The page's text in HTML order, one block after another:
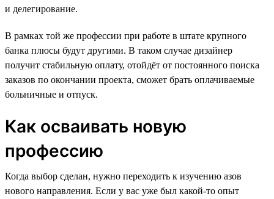
и делегирование.
В рамках той же профессии при работе в штате крупного
банка плюсы будут другими. В таком случае дизайнер
получит стабильную оплату, отойдёт от постоянного поиска
заказов по окончании проекта, сможет брать оплачиваемые
больничные и отпуск.
Как осваивать новую
профессию
Когда выбор сделан, нужно переходить к изучению азов
нового направления. Если у вас уже был какой-то опыт